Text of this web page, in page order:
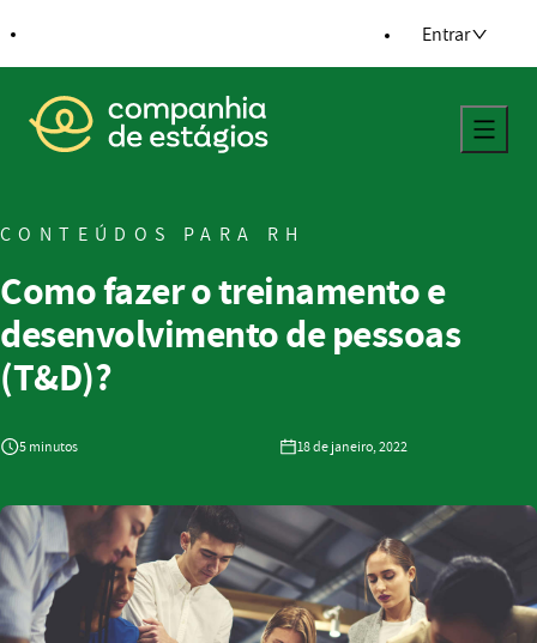
o conteúdo Entrar
Voltar para a página principal
CONTEÚDOS PARA RH
Como fazer o treinamento e
desenvolvimento de pessoas
(T&D)?
18 de janeiro, 2022
5 minutos